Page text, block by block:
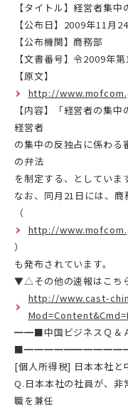
【タイトル】経営者集中
【公布日】2009年11月
【公布機関】商務部
【文書番号】令2009年
【原文】
http://
【内容】「経営者の集
経営者
の集中の反独占に係わる
の弁法
を制定する、としていま
なお、同月21日には、商
（
http://
）
も発布されています。
▼△その他の速報はこ
http://www.cast-
━━■中国ビジネスＱ＆
[個人所得税] 日本本社と
Q.日本本社の社員が、非
職を兼任